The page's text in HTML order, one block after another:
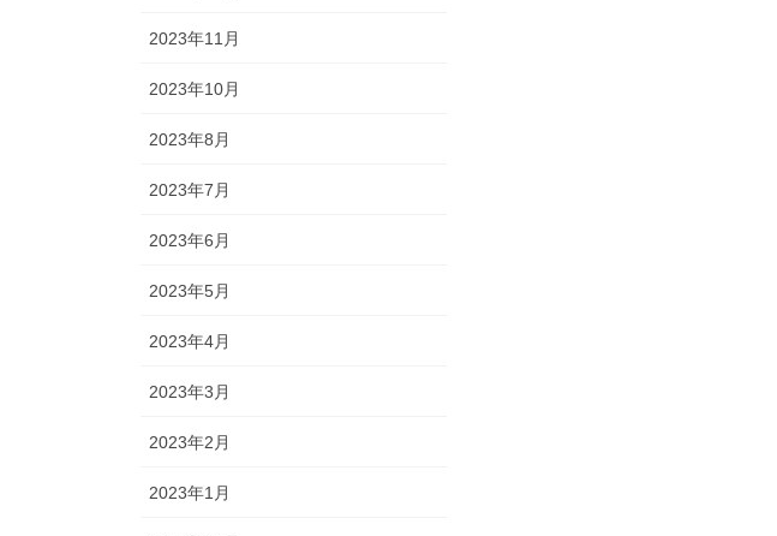
2023年11月
2023年10月
2023年8月
2023年7月
2023年6月
2023年5月
2023年4月
2023年3月
2023年2月
2023年1月